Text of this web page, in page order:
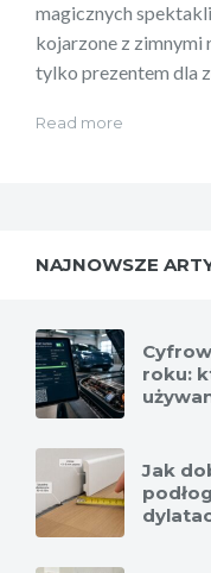
magicznych
kojarzone z zimnymi
tylko prezentem dla
Read more
NAJNOWSZE
roku:
Jak